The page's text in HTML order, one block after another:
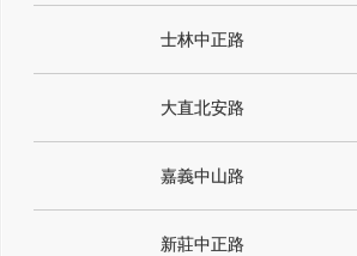
士林中正路
大直北安路
嘉義中山路
新莊中正路